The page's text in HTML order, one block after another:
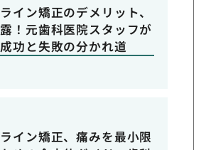
イン矯正のデメリット、
！元歯科医院スタッフが
功と失敗の分かれ道
イン矯正、痛みを最小限